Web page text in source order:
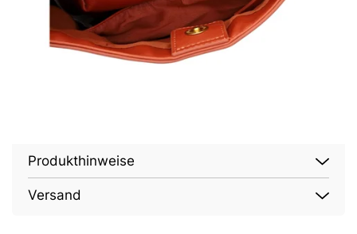
Produkthinweise
Versand